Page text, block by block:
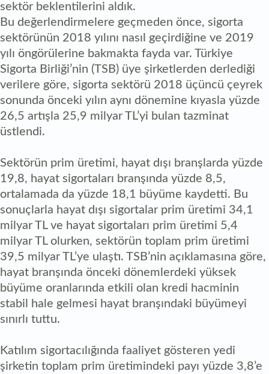
sektör beklentilerini aldık.
Bu değerlendirmelere geçmeden önce, sigorta
sektörünün 2018 yılını nasıl geçirdiğine ve 2019
yılı öngörülerine bakmakta fayda var. Türkiye
Sigorta Birliği’nin (TSB) üye şirketlerden derlediği
verilere göre, sigorta sektörü 2018 üçüncü çeyrek
sonunda önceki yılın aynı dönemine kıyasla yüzde
26,5 artışla 25,9 milyar TL’yi bulan tazminat
üstlendi.
Sektörün prim üretimi, hayat dışı branşlarda yüzde
19,8, hayat sigortaları branşında yüzde 8,5,
ortalamada da yüzde 18,1 büyüme kaydetti. Bu
sonuçlarla hayat dışı sigortalar prim üretimi 34,1
milyar TL ve hayat sigortaları prim üretimi 5,4
milyar TL olurken, sektörün toplam prim üretimi
39,5 milyar TL’ye ulaştı. TSB’nin açıklamasına göre,
hayat branşında önceki dönemlerdeki yüksek
büyüme oranlarında etkili olan kredi hacminin
stabil hale gelmesi hayat branşındaki büyümeyi
sınırlı tuttu.
Katılım sigortacılığında faaliyet gösteren yedi
şirketin toplam prim üretimindeki payı yüzde 3,8’e